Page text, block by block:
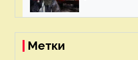
— новости
Метки